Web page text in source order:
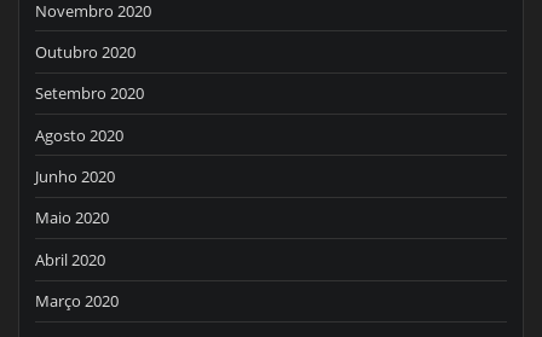
Novembro 2020
Outubro 2020
Setembro 2020
Agosto 2020
Junho 2020
Maio 2020
Abril 2020
Março 2020